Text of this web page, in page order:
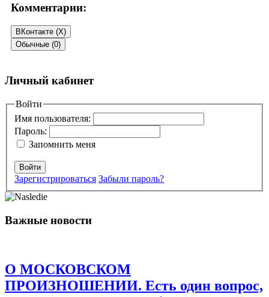
Комментарии:
ВКонтакте (X)
Обычные (0)
Добавить комментарий
Ваш адрес email не будет опубликован. Обязательные поля
помечены*
Комментарий*
Сайт
Личный кабинет
Войти
Имя пользователя:
Пароль:
Запомнить меня
Войти
Зарегистрироваться Забыли пароль?
Важные новости
О МОСКОВСКОМ
ПРОИЗНОШЕНИИ. Есть один вопрос,